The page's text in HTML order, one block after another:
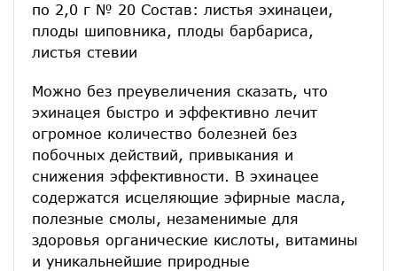
по 2,0 г № 20 Состав: листья эхинацеи,
плоды шиповника, плоды барбариса,
листья стевии
Можно без преувеличения сказать, что
эхинацея быстро и эффективно лечит
огромное количество болезней без
побочных действий, привыкания и
снижения эффективности. В эхинацее
содержатся исцеляющие эфирные масла,
полезные смолы, незаменимые для
здоровья органические кислоты, витамины
и уникальнейшие природные